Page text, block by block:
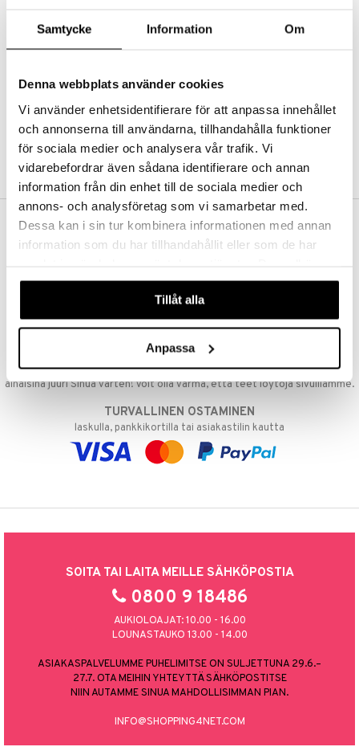
Samtycke Information Om
Denna webbplats använder cookies
Vi använder enhetsidentifierare för att anpassa innehållet
och annonserna till användarna, tillhandahålla funktioner
för sociala medier och analysera vår trafik. Vi
vidarebefordrar även sådana identifierare och annan
information från din enhet till de sociala medier och
annons- och analysföretag som vi samarbetar med.
Dessa kan i sin tur kombinera informationen med annan
information som du har tillhandahållit eller som de har
våra cookies vid fortsatt användande av vår webbplats.
Tillåt alla
Anpassa
Tilauksen tila & historiikki
Kestotilaus
Arvostele tuotteita
Toivelistat
LUO ASIAKAS
ILMAINEN TOIMITUS YLI 50 €
NOPEAT TOIMITUKSET
päivänä
EDULLISET HINNAT
Ostamalla suuria eriä tuotteita varastoomme voimme pitää hinnat
alhaisina juuri Sinua varten! Voit olla varma, että teet löytöjä sivuillamme.
TURVALLINEN OSTAMINEN
laskulla, pankkikortilla tai asiakastilin kautta
SOITA TAI LAITA MEILLE SÄHKÖPOSTIA
0800 9 18486
AUKIOLOAJAT: 10.00 - 16.00
LOUNASTAUKO 13.00 - 14.00
ASIAKASPALVELUMME PUHELIMITSE ON SULJETTUNA 29.6.–
27.7. OTA MEIHIN YHTEYTTÄ SÄHKÖPOSTITSE
NIIN AUTAMME SINUA MAHDOLLISIMMAN PIAN.
INFO@SHOPPING4NET.COM